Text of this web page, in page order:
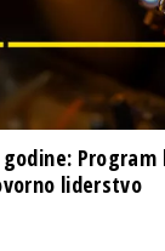
godine:
liderstvo